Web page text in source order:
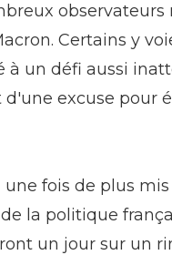
Certains y
à un défi aussi
excuse pour
fois de plus
la politique
un jour sur un